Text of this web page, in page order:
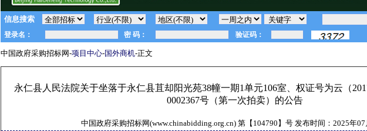
信息搜索
中国政府采购招标网-项目中心-国外商机-正文
永仁县人民法院关于坐落于永仁县苴却阳光苑38幢一期1单元106室、权证号为云（
0002367号（第一次拍卖）的公告
中国政府采购招标网(www.chinabidding.org.cn) 第【 104790 】号 发布时间： 2025年07